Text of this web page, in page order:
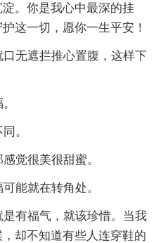
。你是我心中最深的挂
这一切，愿你一生平安！
无遮拦推心置腹，这样下
。
觉很美很甜蜜。
能就在转角处。
有福气，就该珍惜。当我
却不知道有些人连穿鞋的